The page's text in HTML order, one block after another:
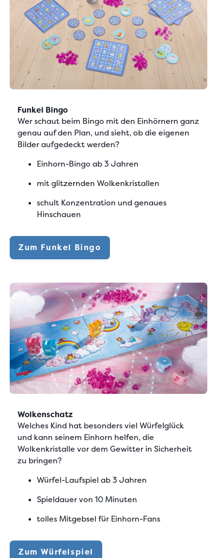
Funkel Bingo
Wer schaut beim Bingo mit den Einhörnern ganz
genau auf den Plan, und sieht, ob die eigenen
Bilder aufgedeckt werden?
Einhorn-Bingo ab 3 Jahren
mit glitzernden Wolkenkristallen
schult Konzentration und genaues
Hinschauen
Zum Funkel Bingo
Wolkenschatz
Welches Kind hat besonders viel Würfelglück
und kann seinem Einhorn helfen, die
Wolkenkristalle vor dem Gewitter in Sicherheit
zu bringen?
Würfel-Laufspiel ab 3 Jahren
Spieldauer von 10 Minuten
tolles Mitgebsel für Einhorn-Fans
Zum Würfelspiel